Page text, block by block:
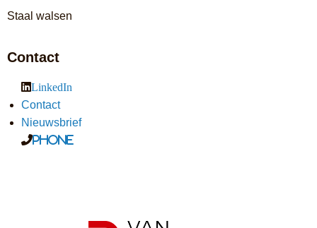
Staal walsen
Contact
LinkedIn
Contact
Nieuwsbrief
Phone